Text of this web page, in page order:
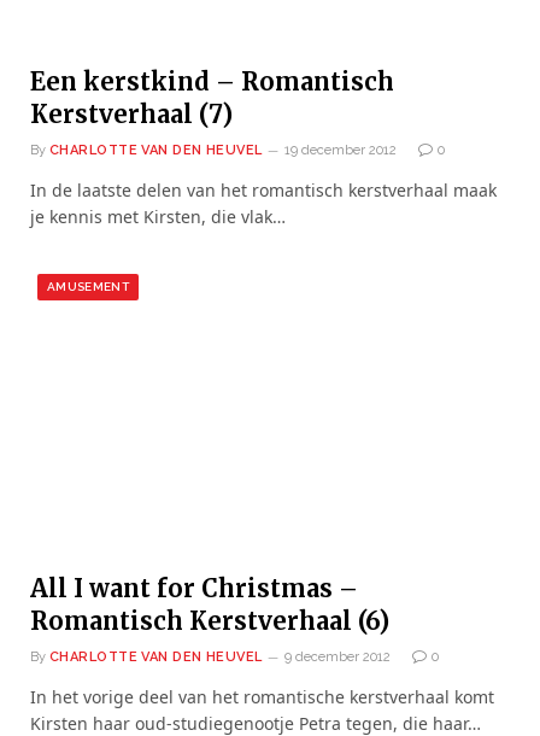
Een kerstkind – Romantisch
Kerstverhaal (7)
By CHARLOTTE VAN DEN HEUVEL 19 december 2012 0
In de laatste delen van het romantisch kerstverhaal maak
je kennis met Kirsten, die vlak…
AMUSEMENT
All I want for Christmas –
Romantisch Kerstverhaal (6)
By CHARLOTTE VAN DEN HEUVEL 9 december 2012 0
In het vorige deel van het romantische kerstverhaal komt
Kirsten haar oud-studiegenootje Petra tegen, die haar…